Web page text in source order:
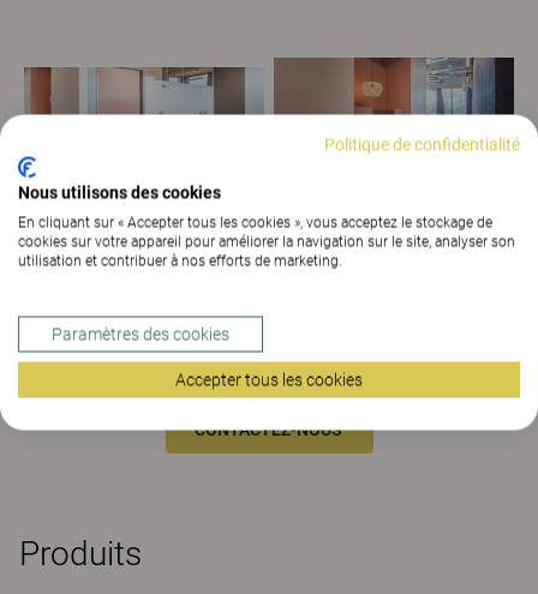
Vous avez apprécié ce projet ? Vous êtes
curieux de savoir ce qui pourrait être fait de
votre espace ?
CONTACTEZ-NOUS
Produits
Politique de confidentialité
Nous utilisons des cookies
En cliquant sur « Accepter tous les cookies », vous acceptez le stockage de
cookies sur votre appareil pour améliorer la navigation sur le site, analyser son
utilisation et contribuer à nos efforts de marketing.
Paramètres des cookies
Accepter tous les cookies